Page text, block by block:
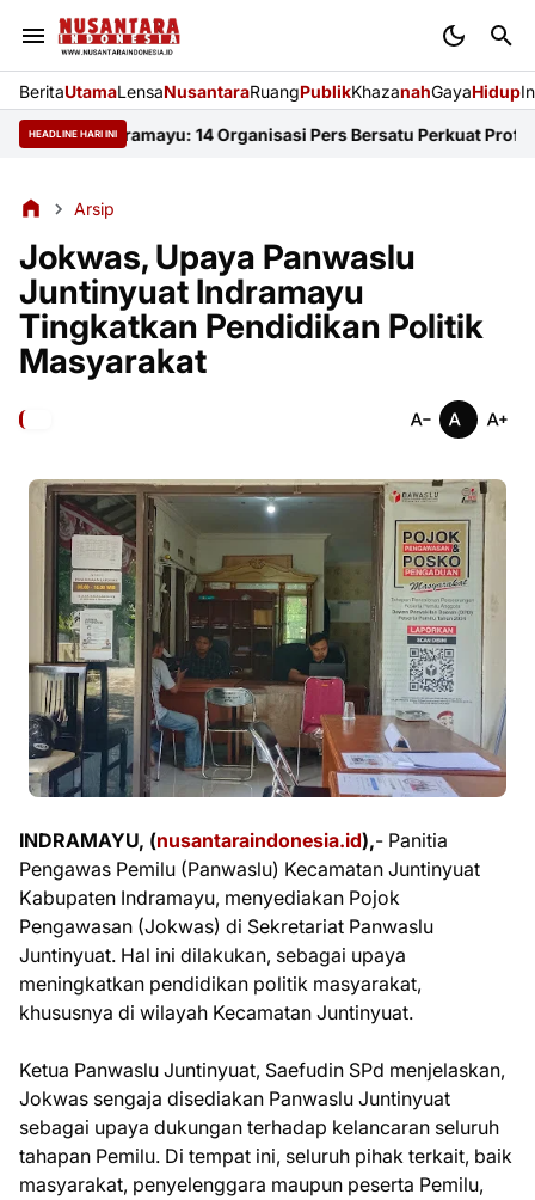
BeritaUtamaLensaNusantaraRuangPublikKhazanahGayaHidup
HEADLINE HARI INI
Indramayu: 14 Organisasi Pers Bersatu Perkuat
Arsip
Jokwas, Upaya Panwaslu
Juntinyuat Indramayu
Tingkatkan Pendidikan Politik
Masyarakat
INDRAMAYU, (nusantaraindonesia.id),- Panitia
Pengawas Pemilu (Panwaslu) Kecamatan Juntinyuat
Kabupaten Indramayu, menyediakan Pojok
Pengawasan (Jokwas) di Sekretariat Panwaslu
Juntinyuat. Hal ini dilakukan, sebagai upaya
meningkatkan pendidikan politik masyarakat,
khususnya di wilayah Kecamatan Juntinyuat.
Ketua Panwaslu Juntinyuat, Saefudin SPd menjelaskan,
Jokwas sengaja disediakan Panwaslu Juntinyuat
sebagai upaya dukungan terhadap kelancaran seluruh
tahapan Pemilu. Di tempat ini, seluruh pihak terkait, baik
masyarakat, penyelenggara maupun peserta Pemilu,